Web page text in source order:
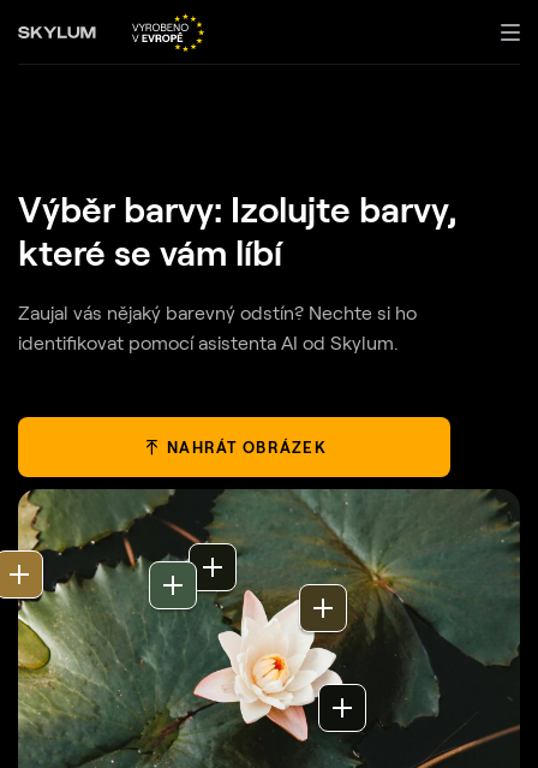
Výběr barvy: Izolujte barvy,
které se vám líbí
Zaujal vás nějaký barevný odstín? Nechte si ho
identifikovat pomocí asistenta AI od Skylum.
NAHRÁT OBRÁZEK